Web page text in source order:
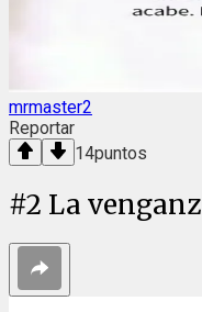
mrmaster2
Reportar
14puntos
#2 La